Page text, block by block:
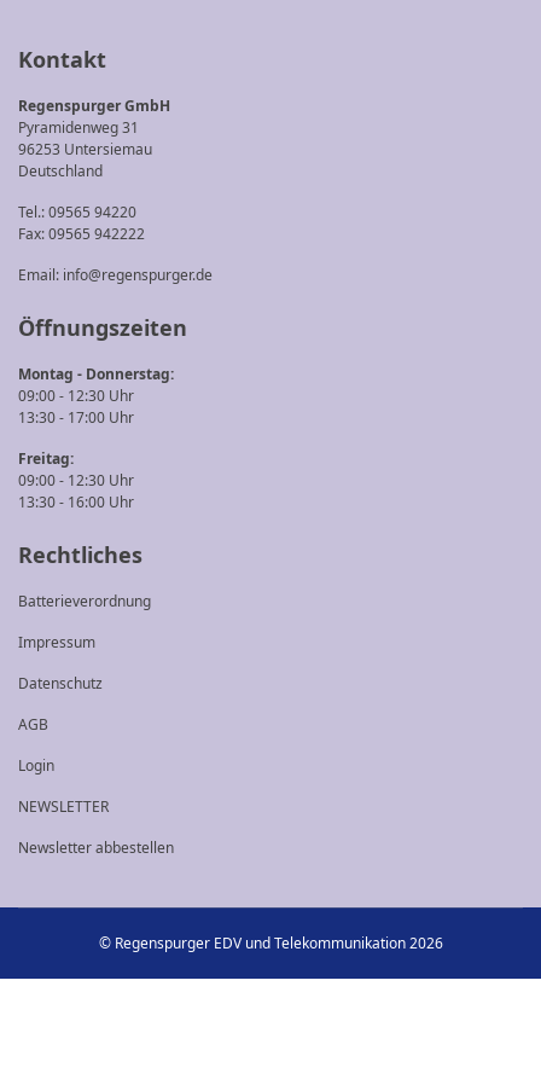
Kontakt
Regenspurger GmbH
Pyramidenweg 31
96253 Untersiemau
Deutschland
Tel.: 09565 94220
Fax: 09565 942222
Email: info@regenspurger.de
Öffnungszeiten
Montag - Donnerstag:
09:00 - 12:30 Uhr
13:30 - 17:00 Uhr
Freitag:
09:00 - 12:30 Uhr
13:30 - 16:00 Uhr
Rechtliches
Batterieverordnung
Impressum
Datenschutz
AGB
Login
NEWSLETTER
Newsletter abbestellen
© Regenspurger EDV und Telekommunikation 2026